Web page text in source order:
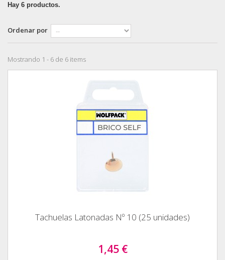
Hay 6 productos.
Ordenar por
Mostrando 1 - 6 de 6 items
Tachuelas Latonadas Nº 10 (25 unidades)
1,45 €